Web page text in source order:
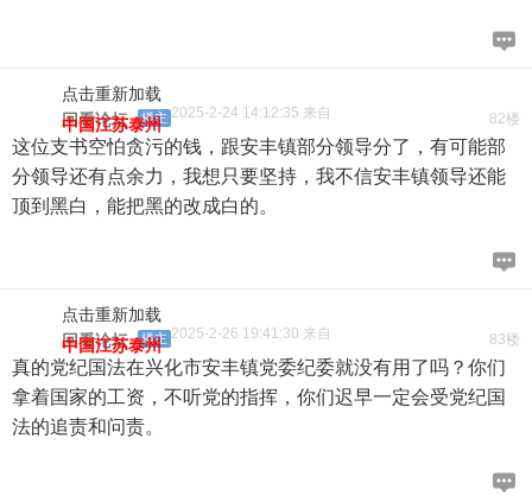
点击重新加载
82楼
回看论坛 楼主 2025-2-24 14:12:35 来自
中国江苏泰州
这位支书空怕贪污的钱，跟安丰镇部分领导分了，有可能部
分领导还有点余力，我想只要坚持，我不信安丰镇领导还能
顶到黑白，能把黑的改成白的。
点击重新加载
83楼
回看论坛 楼主 2025-2-26 19:41:30 来自
中国江苏泰州
真的党纪国法在兴化市安丰镇党委纪委就没有用了吗？你们
拿着国家的工资，不听党的指挥，你们迟早一定会受党纪国
法的追责和问责。